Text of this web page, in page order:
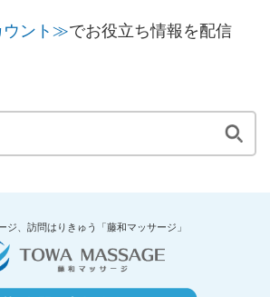
ウント≫でお役立ち情報を配信
ジ、訪問はりきゅう「藤和マッサージ」